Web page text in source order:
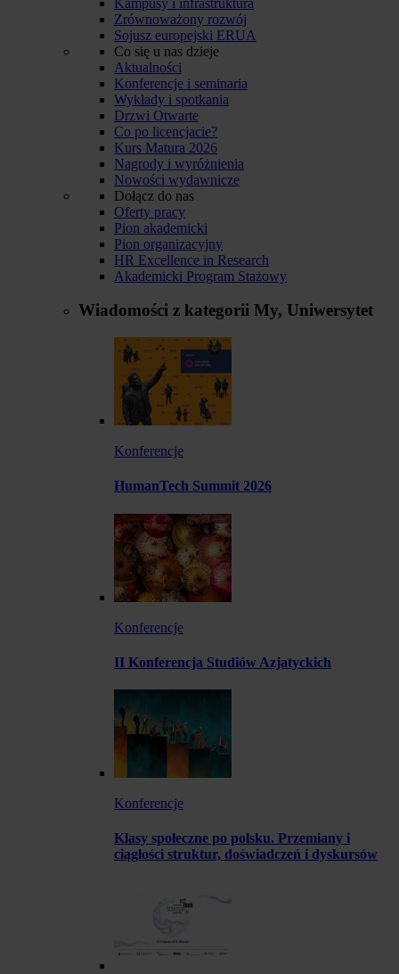
Zrównoważony rozwój
Sojusz europejski ERUA
Co się u nas dzieje
Aktualności
Konferencje i seminaria
Wykłady i spotkania
Drzwi Otwarte
Co po licencjacie?
Kurs Matura 2026
Nagrody i wyróżnienia
Nowości wydawnicze
Dołącz do nas
Oferty pracy
Pion akademicki
Pion organizacyjny
HR Excellence in Research
Akademicki Program Stażowy
Wiadomości z kategorii My, Uniwersytet
Konferencje
HumanTech Summit 2026
Konferencje
II Konferencja Studiów Azjatyckich
Konferencje
Klasy społeczne po polsku. Przemiany i
ciągłości struktur, doświadczeń i dyskursów